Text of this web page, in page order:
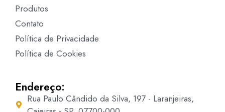
Produtos
Contato
Política de Privacidade
Política de Cookies
Endereço:
Rua Paulo Cândido da Silva, 197 - Laranjeiras,